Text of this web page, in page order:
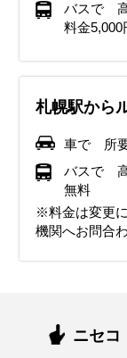
バスで 高
料金5,000
札幌駅から
車で 所
バスで 高
無料
※料金は変更
機関へお問合
ニセコ